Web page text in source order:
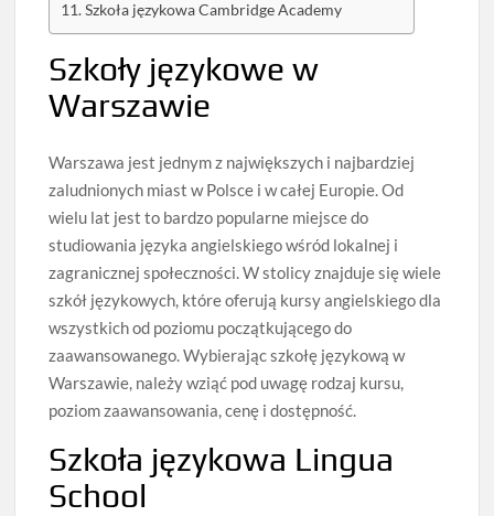
Szkoła językowa Cambridge Academy
Szkoły językowe w
Warszawie
Warszawa jest jednym z największych i najbardziej
zaludnionych miast w Polsce i w całej Europie. Od
wielu lat jest to bardzo popularne miejsce do
studiowania języka angielskiego wśród lokalnej i
zagranicznej społeczności. W stolicy znajduje się wiele
szkół językowych, które oferują kursy angielskiego dla
wszystkich od poziomu początkującego do
zaawansowanego. Wybierając szkołę językową w
Warszawie, należy wziąć pod uwagę rodzaj kursu,
poziom zaawansowania, cenę i dostępność.
Szkoła językowa Lingua
School